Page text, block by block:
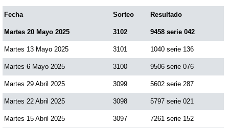
Fecha Sorteo Resultado
Martes 20 Mayo 2025 3102 9458 serie 042
Martes 13 Mayo 2025 3101 1040 serie 136
Martes 6 Mayo 2025 3100 9506 serie 076
Martes 29 Abril 2025 3099 5602 serie 287
Martes 22 Abril 2025 3098 5797 serie 021
Martes 15 Abril 2025 3097 7261 serie 152